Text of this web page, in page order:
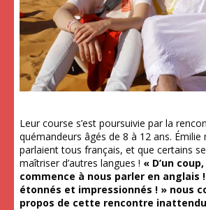
Leur course s’est poursuivie par la
quémandeurs âgés de 8 à 12 ans. Émilie
parlaient tous français, et que certains
maîtriser d’autres langues ! « D’un
commence à nous parler en anglais
étonnés et impressionnés ! » nous
propos de cette rencontre